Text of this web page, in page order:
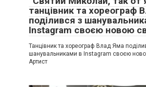
танцівник та хореограф
поділився з
Instagram своєю новою
Танцівник та хореограф Влад Яма
шанувальниками в Instagram своєю
Артист